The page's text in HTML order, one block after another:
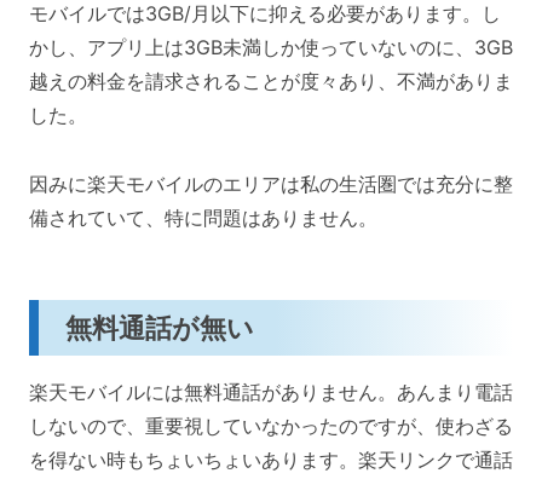
モバイルでは3GB/月以下に抑える必要があります。し
かし、アプリ上は3GB未満しか使っていないのに、3GB
越えの料金を請求されることが度々あり、不満がありま
した。
因みに楽天モバイルのエリアは私の生活圏では充分に整
備されていて、特に問題はありません。
無料通話が無い
楽天モバイルには無料通話がありません。あんまり電話
しないので、重要視していなかったのですが、使わざる
を得ない時もちょいちょいあります。楽天リンクで通話